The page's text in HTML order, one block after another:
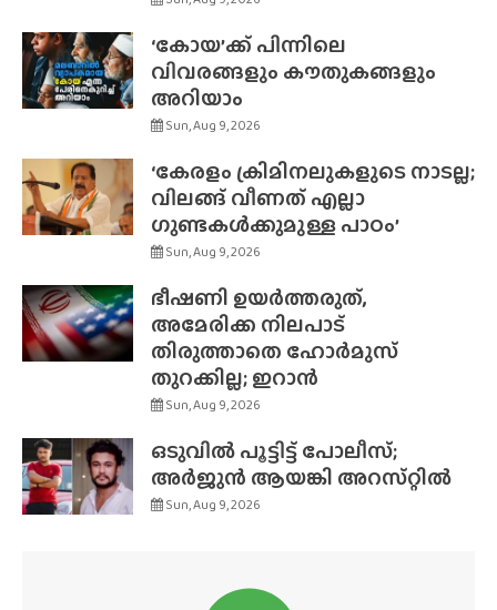
‘കോയ’ക്ക് പിന്നിലെ
വിവരങ്ങളും കൗതുകങ്ങളും
അറിയാം
Sun, Aug 9, 2026
‘കേരളം ക്രിമിനലുകളുടെ നാടല്ല;
വിലങ്ങ് വീണത് എല്ലാ
ഗുണ്ടകൾക്കുമുള്ള പാഠം’
Sun, Aug 9, 2026
ഭീഷണി ഉയർത്തരുത്,
അമേരിക്ക നിലപാട്
തിരുത്താതെ ഹോർമുസ്
തുറക്കില്ല; ഇറാൻ
Sun, Aug 9, 2026
ഒടുവിൽ പൂട്ടിട്ട് പോലീസ്;
അർജുൻ ആയങ്കി അറസ്‌റ്റിൽ
Sun, Aug 9, 2026